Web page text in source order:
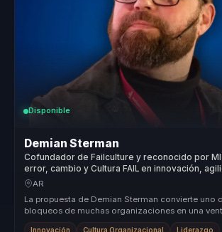
Disponible
Demian Sterman
Cofundador de Failculture y reconocido por
error, cambio y Cultura FAIL en innovación,
para equipos.
AR
La propuesta de Demian Sterman convierte uno
bloqueos de muchas organizaciones en una
error para inn...
Innovación Cultura Organizacional Liderazgo